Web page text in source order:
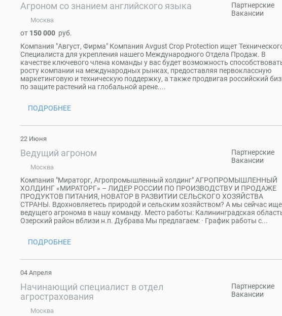
Партнерские
Вакансии
Агроном со знанием английского языка
Москва
от 150 000 руб.
Компания "Август, Фирма" Компания Avgust Crop Protection ищет
Специалиста для укрепления нашего Международного Отдела Продаж. В
качестве ключевого члена команды у вас будет возможность
росту компании на международных рынках, предоставляя первоклассную
маркетинговую и техническую поддержку, а также продвигая российский
по защите растений на глобальной арене....
ПОДРОБНЕЕ
22 Июня
Партнерские
Вакансии
Ведущий агроном
Москва
Компания "Мираторг, Агропромышленный холдинг" АГРОПРОМЫШЛЕННЫЙ
ХОЛДИНГ «МИРАТОРГ» – ЛИДЕР РОССИИ ПО ПРОИЗВОДСТВУ И ПРОДАЖЕ
ПРОДУКТОВ ПИТАНИЯ, НОВАТОР В РАЗВИТИИ СЕЛЬСКОГО ХОЗЯЙСТВА
СТРАНЫ. Вдохновляетесь природой и сельским хозяйством? А мы сейчас
ведущего агронома в нашу команду. Место работы: Калининградская
Озерский район вблизи н.п. Дубрава Мы предлагаем: · График работы с...
ПОДРОБНЕЕ
04 Апреля
Партнерские
Вакансии
Начинающий специалист в отдел
агрострахования
Москва